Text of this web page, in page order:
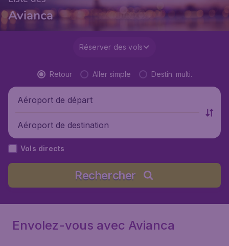
Avianca
Réserver des vols
Retour Aller simple Destin. multi.
Aéroport de départ
Aéroport de destination
Vols directs
Rechercher
Envolez-vous avec Avianca